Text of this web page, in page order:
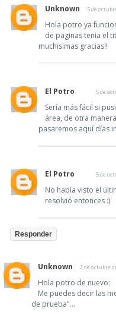
Unknown 5 de
Hola potro ya
de paginas tenia el
muchisimas gracias!!
El Potro 5 de
Sería más fácil si
área, de otra
pasaremos aquí días
El Potro 5 de
No había visto el
resolvió entonces :)
Responder
Unknown 2 de octubre
Hola potro de nuevo:
Me puedes decir las
de prueba"...